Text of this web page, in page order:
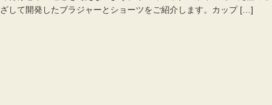
して開発したブラジャーとショーツをご紹介します。カップ […]